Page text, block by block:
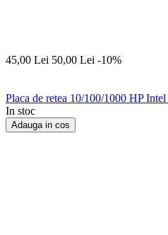
45,00 Lei 50,00 Lei -10%
Placa de retea 10/100/1000 HP
In stoc
Adauga in cos